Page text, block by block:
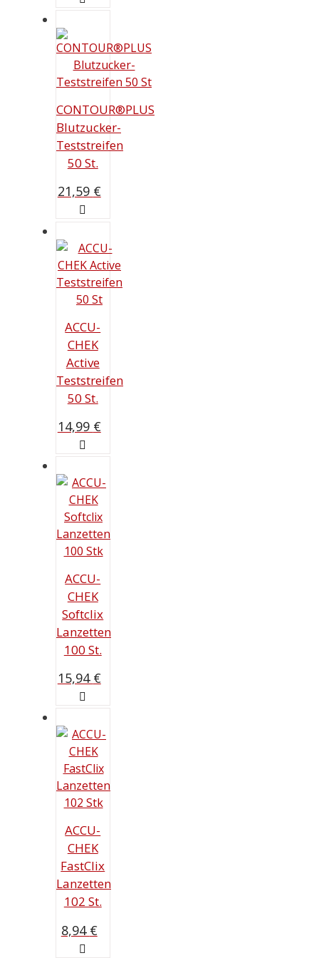
18,19 €
CONTOUR®PLUS
Blutzucker-
Teststreifen
50 St.
21,59 €
ACCU-
CHEK
Active
Teststreifen
50 St.
14,99 €
ACCU-
CHEK
Softclix
Lanzetten
100 St.
15,94 €
ACCU-
CHEK
FastClix
Lanzetten
102 St.
8,94 €